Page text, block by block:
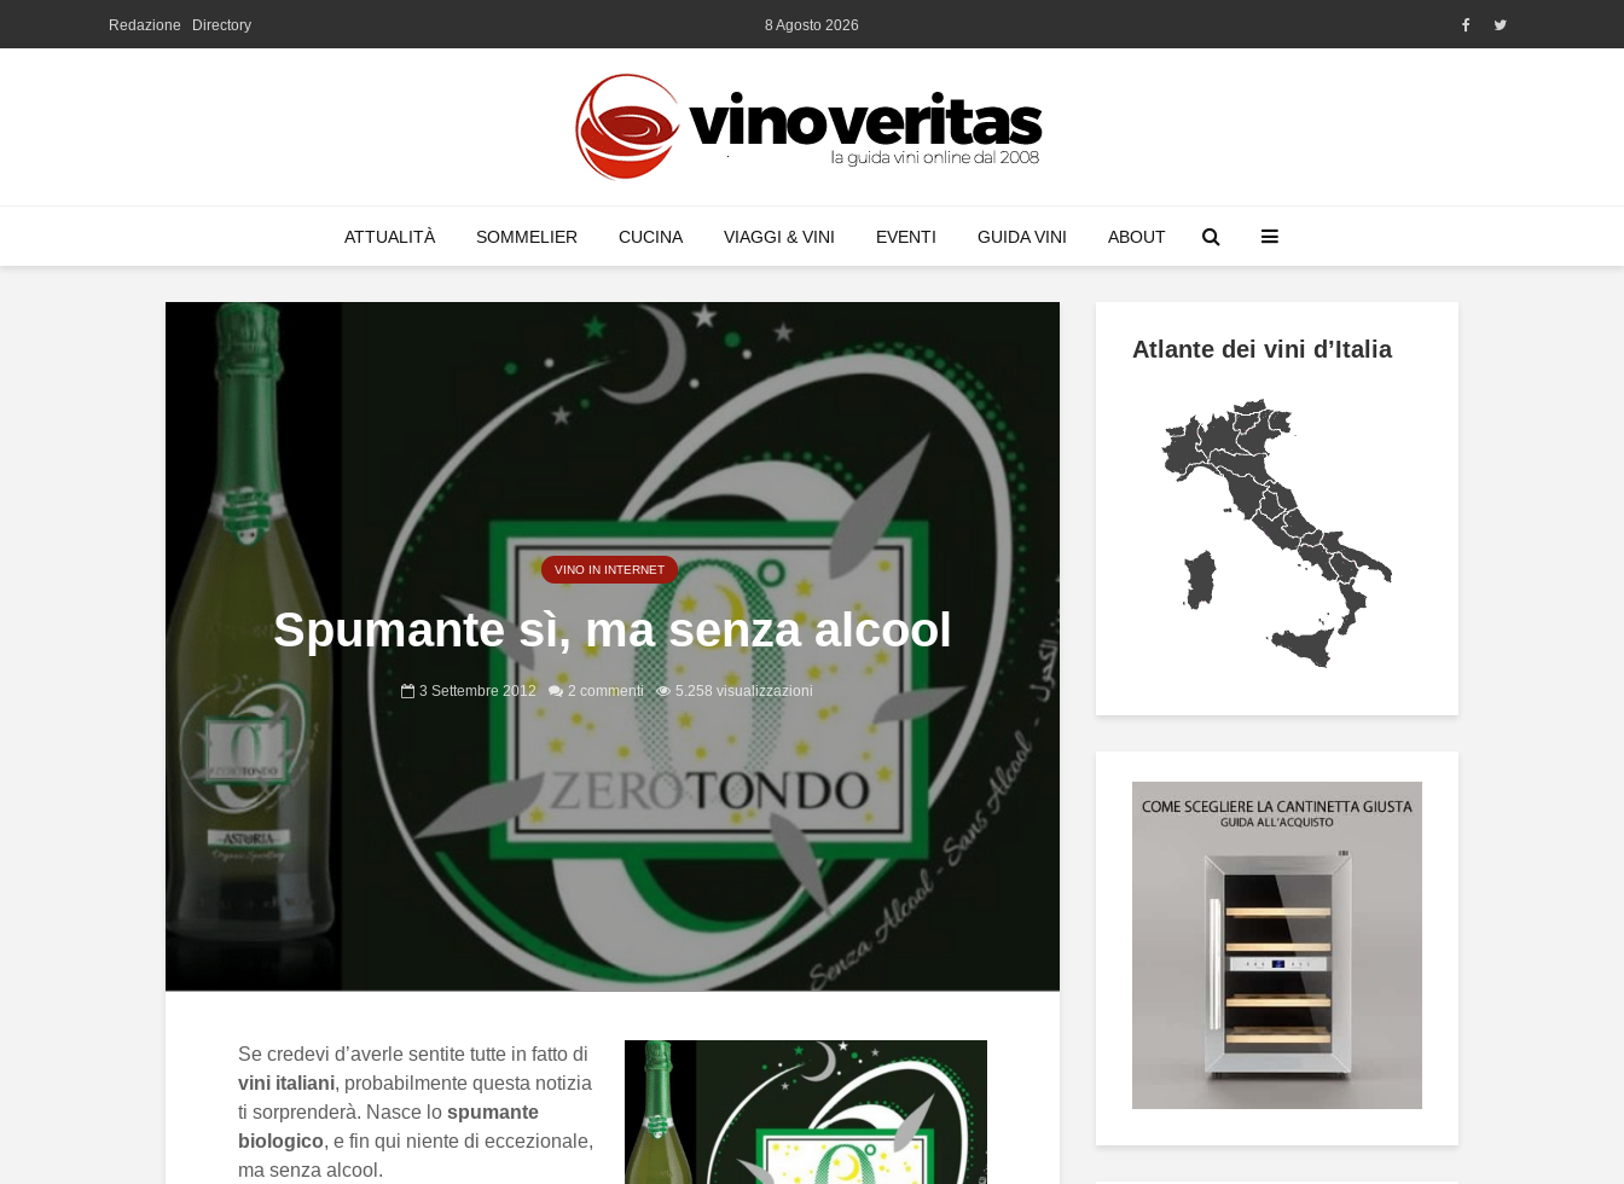
Redazione Directory 8 Agosto 2026
ATTUALITÀ SOMMELIER CUCINA VIAGGI & VINI EVENTI GUIDA VINI ABOUT
VINO IN INTERNET
Spumante sì, ma senza alcool
3 Settembre 2012 2 commenti 5.258 visualizzazioni
Se credevi d’averle sentite tutte in fatto di
vini italiani, probabilmente questa notizia
ti sorprenderà. Nasce lo spumante
biologico, e fin qui niente di eccezionale,
ma senza alcool.
Atlante dei vini d’Italia